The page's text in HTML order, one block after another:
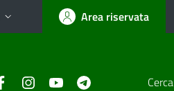
Area riservata
Cerca